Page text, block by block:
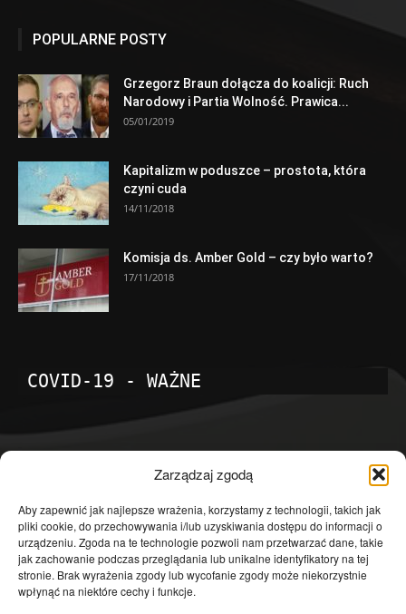
Zarządzaj zgodą
Aby zapewnić jak najlepsze wrażenia, korzystamy z technologii, takich jak
pliki cookie, do przechowywania i/lub uzyskiwania dostępu do informacji o
urządzeniu. Zgoda na te technologie pozwoli nam przetwarzać dane, takie
jak zachowanie podczas przeglądania lub unikalne identyfikatory na tej
stronie. Brak wyrażenia zgody lub wycofanie zgody może niekorzystnie
wpłynąć na niektóre cechy i funkcje.
POPULARNE POSTY
Grzegorz Braun dołącza do koalicji: Ruch
Narodowy i Partia Wolność. Prawica...
05/01/2019
Kapitalizm w poduszce – prostota, która
czyni cuda
14/11/2018
Komisja ds. Amber Gold – czy było warto?
17/11/2018
COVID-19 - WAŻNE
Temat dnia
4601
Publicystyka
4363
Polityka
3639
Polska